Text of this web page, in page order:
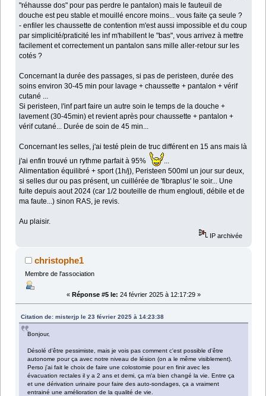
"réhausse dos" pour pas perdre le pantalon) mais le fauteuil de
douche est peu stable et mouillé encore moins... vous faite ça seule ?
- enfiler les chaussette de contention m'est aussi impossible et du coup
par simplicité/praticité les inf m'habillent le "bas", vous arrivez à mettre
facilement et correctement un pantalon sans mille aller-retour sur les
cotés ?
Concernant la durée des passages, si pas de peristeen, durée des
soins environ 30-45 min pour lavage + chaussette + pantalon + vérif
cutané ...
Si peristeen, l'inf part faire un autre soin le temps de la douche +
lavement (30-45min) et revient après pour chaussette + pantalon +
vérif cutané... Durée de soin de 45 min...
Concernant les selles, j'ai testé plein de truc différent en 15 ans mais là
j'ai enfin trouvé un rythme parfait à 95%
Alimentation équilibré + sport (1h/j), Peristeen 500ml un jour sur deux,
si selles dur ou pas présent, un cuillérée de 'fibraplus' le soir... Une
fuite depuis aout 2024 (car 1/2 bouteille de rhum englouti, débile et de
ma faute...) sinon RAS, je revis.
Au plaisir.
IP archivée
christophe1
Membre de l'association
« Réponse #5 le: 24 février 2025 à 12:17:29 »
Citation de: misterjp le 23 février 2025 à 14:23:38
Bonjour,
Désolé d'être pessimiste, mais je vois pas comment c'est possible d'être
autonome pour ça avec notre niveau de lésion (on a le même visiblement).
Perso j'ai fait le choix de faire une colostomie pour en finir avec les
évacuation rectales il y a 2 ans et demi, ça m'a bien changé la vie. Entre ça
et une dérivation urinaire pour faire des auto-sondages, ça a vraiment
entrainé une amélioration de la qualité de vie.